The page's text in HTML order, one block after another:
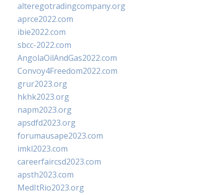
alteregotradingcompany.org
aprce2022.com
ibie2022.com
sbcc-2022.com
AngolaOilAndGas2022.com
Convoy4Freedom2022.com
grur2023.org
hkhk2023.org
napm2023.org
apsdfd2023.org
forumausape2023.com
imkl2023.com
careerfaircsd2023.com
apsth2023.com
MedItRio2023.org